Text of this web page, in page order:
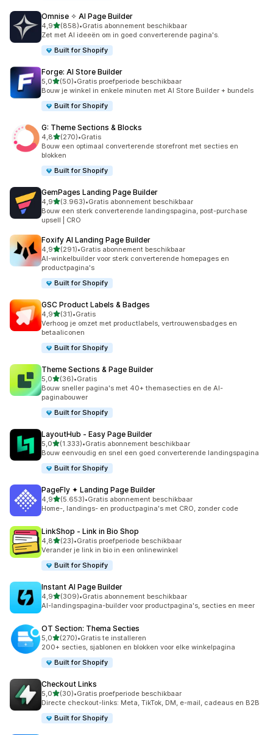
Omnise ✧ AI Page Builder
4,9van 5 sterren
(858)
858 recensies in totaal
•Gratis abonnement beschikbaar
Zet met AI ideeën om in goed converterende pagina's.
Built for Shopify
Forge: AI Store Builder
5,0van 5 sterren
(50)
50 recensies in totaal
•Gratis proefperiode beschikbaar
Bouw je winkel in enkele minuten met AI Store Builder + bundels
Built for Shopify
G: Theme Sections & Blocks
4,8van 5 sterren
(270)
270 recensies in totaal
•Gratis
Bouw een optimaal converterende storefront met secties en
blokken
Built for Shopify
GemPages Landing Page Builder
4,9van 5 sterren
(3.963)
3963 recensies in totaal
•Gratis abonnement beschikbaar
Bouw een sterk converterende landingspagina, post-purchase
upsell | CRO
Foxify AI Landing Page Builder
4,9van 5 sterren
(291)
291 recensies in totaal
•Gratis abonnement beschikbaar
AI-winkelbuilder voor sterk converterende homepages en
productpagina's
Built for Shopify
GSC Product Labels & Badges
4,9van 5 sterren
(31)
31 recensies in totaal
•Gratis
Verhoog je omzet met productlabels, vertrouwensbadges en
betaaliconen
Built for Shopify
Theme Sections & Page Builder
5,0van 5 sterren
(36)
36 recensies in totaal
•Gratis
Bouw sneller pagina's met 40+ themasecties en de AI-
paginabouwer
Built for Shopify
LayoutHub ‑ Easy Page Builder
5,0van 5 sterren
(1.333)
1333 recensies in totaal
•Gratis abonnement beschikbaar
Bouw eenvoudig en snel een goed converterende landingspagina
Built for Shopify
PageFly ✦ Landing Page Builder
4,9van 5 sterren
(5.653)
5653 recensies in totaal
•Gratis abonnement beschikbaar
Home-, landings- en productpagina's met CRO, zonder code
LinkShop ‑ Link in Bio Shop
4,8van 5 sterren
(23)
23 recensies in totaal
•Gratis proefperiode beschikbaar
Verander je link in bio in een onlinewinkel
Built for Shopify
Instant AI Page Builder
4,9van 5 sterren
(309)
309 recensies in totaal
•Gratis abonnement beschikbaar
AI-landingspagina-builder voor productpagina's, secties en meer
OT Section: Thema Secties
5,0van 5 sterren
(270)
270 recensies in totaal
•Gratis te installeren
200+ secties, sjablonen en blokken voor elke winkelpagina
Built for Shopify
Checkout Links
5,0van 5 sterren
(30)
30 recensies in totaal
•Gratis proefperiode beschikbaar
Directe checkout-links: Meta, TikTok, DM, e-mail, cadeaus en B2B
Built for Shopify